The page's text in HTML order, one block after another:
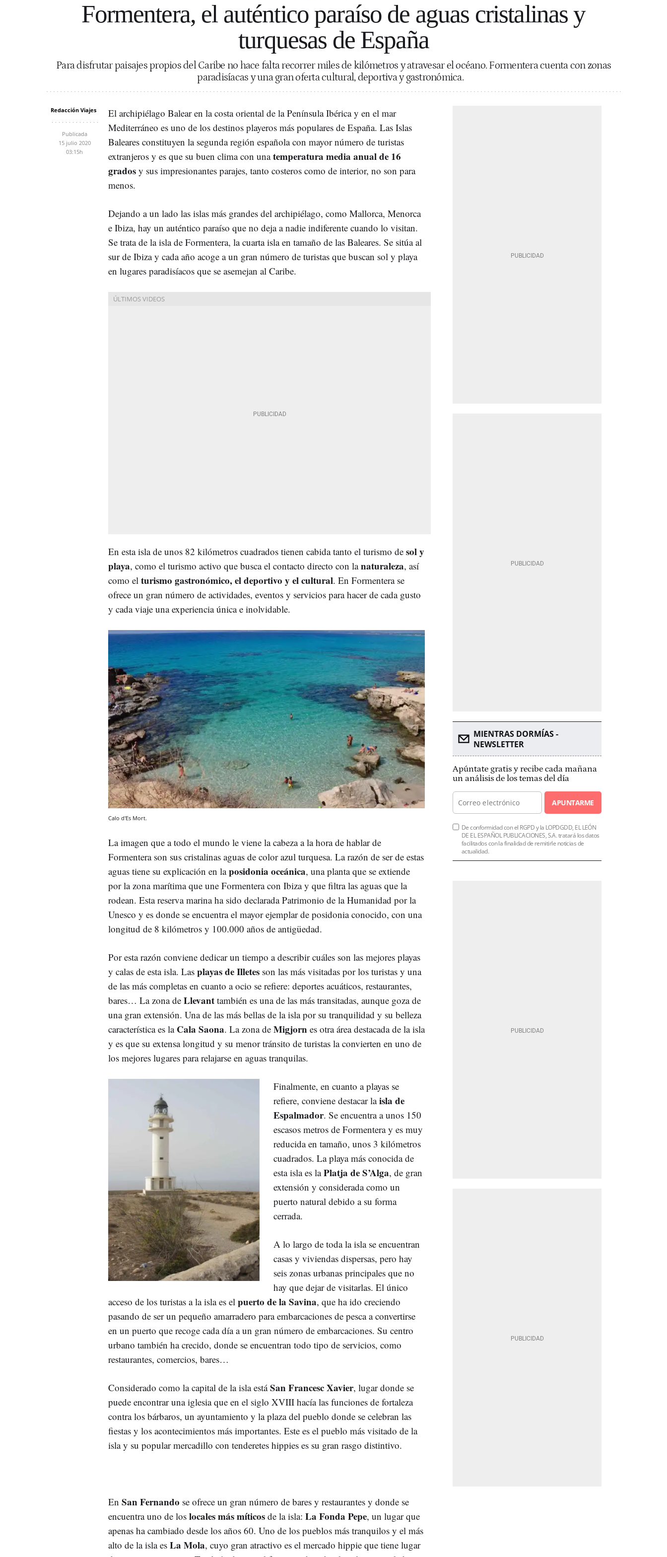
Formentera, el auténtico paraíso de aguas cristalinas y
turquesas de España
Para disfrutar paisajes propios del Caribe no hace falta recorrer miles de kilómetros y atravesar el océano. Formentera cuenta con zonas
paradisíacas y una gran oferta cultural, deportiva y gastronómica.
Redacción Viajes
Publicada
15 julio 2020
03:15h
El archipiélago Balear en la costa oriental de la Península Ibérica y en el mar
Mediterráneo es uno de los destinos playeros más populares de España. Las Islas
Baleares constituyen la segunda región española con mayor número de turistas
extranjeros y es que su buen clima con unatemperatura media anual de 16
grados y sus impresionantes parajes, tanto costeros como de interior, no son para
menos.
Dejando a un lado las islas más grandes del archipiélago, como Mallorca, Menorca
e Ibiza, hay un auténtico paraíso que no deja a nadie indiferente cuando lo visitan.
Se trata de la isla de Formentera, la cuarta isla en tamaño de las Baleares. Se sitúa al
sur de Ibiza y cada año acoge a un gran número de turistas que buscan sol y playa
en lugares paradisíacos que se asemejan al Caribe.
En esta isla de unos 82 kilómetros cuadrados tienen cabida tanto el turismo de sol y
playa, como el turismo activo que busca el contacto directo con lanaturaleza, así
como el turismo gastronómico, el deportivo y el cultural. En Formentera se
ofrece un gran número de actividades, eventos y servicios para hacer de cada gusto
y cada viaje una experiencia única e inolvidable.
Calo d'Es Mort.
La imagen que a todo el mundo le viene la cabeza a la hora de hablar de
Formentera son sus cristalinas aguas de color azul turquesa. La razón de ser de estas
aguas tiene su explicación en laposidonia oceánica, una planta que se extiende
por la zona marítima que une Formentera con Ibiza y que filtra las aguas que la
rodean. Esta reserva marina ha sido declarada Patrimonio de la Humanidad por la
Unesco y es donde se encuentra el mayor ejemplar de posidonia conocido, con una
longitud de 8 kilómetros y 100.000 años de antigüedad.
Por esta razón conviene dedicar un tiempo a describir cuáles son las mejores playas
y calas de esta isla. Las playas de Illetes son las más visitadas por los turistas y una
de las más completas en cuanto a ocio se refiere: deportes acuáticos, restaurantes,
bares… La zona de Llevant también es una de las más transitadas, aunque goza de
una gran extensión. Una de las más bellas de la isla por su tranquilidad y su belleza
característica es la Cala Saona. La zona de Migjorn es otra área destacada de la isla
y es que su extensa longitud y su menor tránsito de turistas la convierten en uno de
los mejores lugares para relajarse en aguas tranquilas.
Finalmente, en cuanto a playas se
refiere, conviene destacar laisla de
Espalmador. Se encuentra a unos 150
escasos metros de Formentera y es muy
reducida en tamaño, unos 3 kilómetros
cuadrados. La playa más conocida de
esta isla es laPlatja de S’Alga, de gran
extensión y considerada como un
puerto natural debido a su forma
cerrada.
A lo largo de toda la isla se encuentran
casas y viviendas dispersas, pero hay
seis zonas urbanas principales que no
hay que dejar de visitarlas. El único
acceso de los turistas a la isla es el puerto de la Savina, que ha ido creciendo
pasando de ser un pequeño amarradero para embarcaciones de pesca a convertirse
en un puerto que recoge cada día a un gran número de embarcaciones. Su centro
urbano también ha crecido, donde se encuentran todo tipo de servicios, como
restaurantes, comercios, bares…
Considerado como la capital de la isla estáSan Francesc Xavier, lugar donde se
puede encontrar una iglesia que en el siglo XVIII hacía las funciones de fortaleza
contra los bárbaros, un ayuntamiento y la plaza del pueblo donde se celebran las
fiestas y los acontecimientos más importantes. Este es el pueblo más visitado de la
isla y su popular mercadillo con tenderetes hippies es su gran rasgo distintivo.
En San Fernando se ofrece un gran número de bares y restaurantes y donde se
encuentra uno de los locales más míticos de la isla: La Fonda Pepe, un lugar que
apenas ha cambiado desde los años 60. Uno de los pueblos más tranquilos y el más
alto de la isla es La Mola, cuyo gran atractivo es el mercado hippie que tiene lugar
MIENTRAS DORMÍAS -
NEWSLETTER
Apúntate gratis y recibe cada mañana
un análisis de los temas del día
APUNTARME
De conformidad con el RGPD y la LOPDGDD, EL LEÓN
DE EL ESPAÑOL PUBLICACIONES, S.A. tratará los datos
facilitados con la finalidad de remitirle noticias de
actualidad.